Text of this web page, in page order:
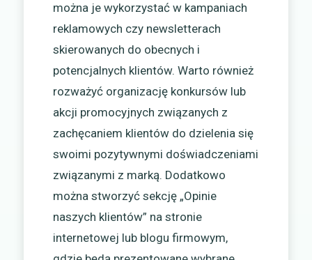
można je wykorzystać w kampaniach
reklamowych czy newsletterach
skierowanych do obecnych i
potencjalnych klientów. Warto również
rozważyć organizację konkursów lub
akcji promocyjnych związanych z
zachęcaniem klientów do dzielenia się
swoimi pozytywnymi doświadczeniami
związanymi z marką. Dodatkowo
można stworzyć sekcję „Opinie
naszych klientów” na stronie
internetowej lub blogu firmowym,